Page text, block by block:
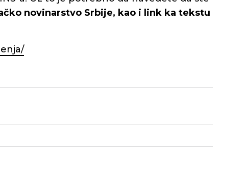
novinarstvo Srbije, kao i link ka tekstu